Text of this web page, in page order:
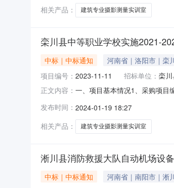
相关产品：
建筑专业摄影测量实训室
栾川县中等职业学校实施2021-
中标｜中标通知 河南省｜洛阳市｜栾
项目编号： 2023-11-11 招标单位： 栾
正文内容： 一、项目基本情况1、采购项目
高”建设项目二标段（二次），
发布时间： 2024-01-19 18:27
相关产品：
建筑专业摄影测量实训室
淅川县消防救援大队自动机场设
中标｜中标通知 河南省｜南阳市｜淅